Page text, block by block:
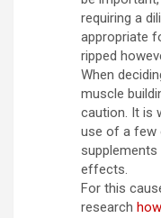
requiring a
appropriate
ripped
When
muscle
caution. It is
use of a few
supplements
effects.
For this
research